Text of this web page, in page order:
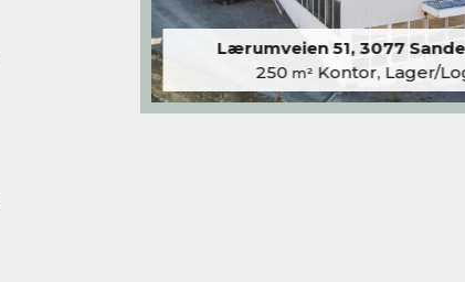
Lærumveien 51, 3077
250 m² Kontor, Lager/